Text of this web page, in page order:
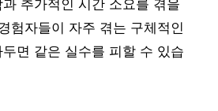
추가적인 시간 소요를 겪을
험자들이 자주 겪는 구체적인
면 같은 실수를 피할 수 있습